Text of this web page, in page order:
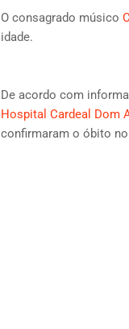
O consagrado músico
idade.
De acordo com
Hospital Cardeal Dom
confirmaram o óbito